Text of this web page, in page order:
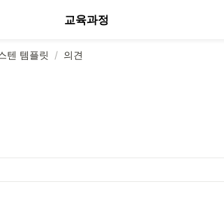
텐 템플릿 / 의견
교육과정